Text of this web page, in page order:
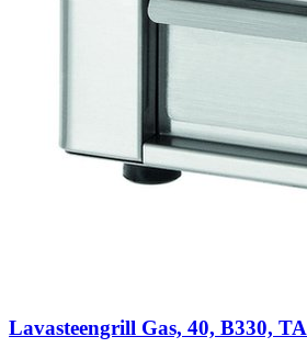
Lavasteengrill Gas, 40, B330, TA